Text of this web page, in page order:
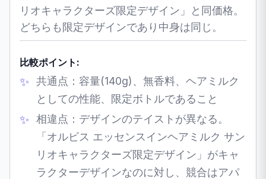
リオキャラクターズ限定デザイン」と同価格。
どちらも限定デザインであり中身は同じ。
比較ポイント:
共通点：容量(140g)、無香料、ヘアミルク
としての性能、限定ボトルであること
相違点：デザインのテイストが異なる。
「オルビス エッセンスインヘアミルク サン
リオキャラクターズ限定デザイン」がキャ
ラクターデザインなのに対し、競合はアパ